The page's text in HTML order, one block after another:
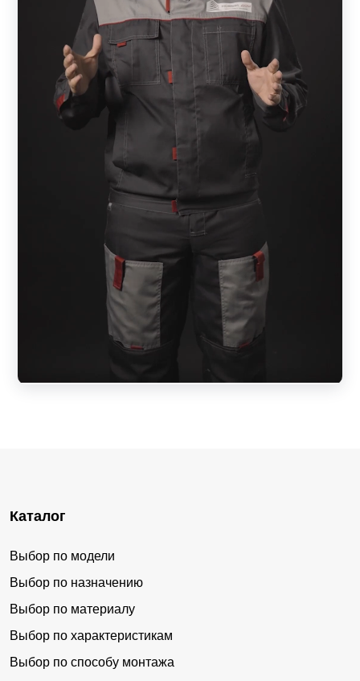
Каталог
Выбор по модели
Выбор по назначению
Выбор по материалу
Выбор по характеристикам
Выбор по способу монтажа